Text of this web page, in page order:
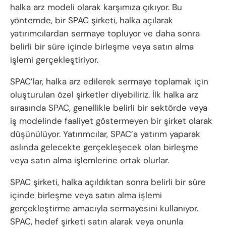
halka arz modeli olarak karşımıza çıkıyor. Bu
yöntemde, bir SPAC şirketi, halka açılarak
yatırımcılardan sermaye topluyor ve daha sonra
belirli bir süre içinde birleşme veya satın alma
işlemi gerçekleştiriyor.
SPAC’lar, halka arz edilerek sermaye toplamak için
oluşturulan özel şirketler diyebiliriz. İlk halka arz
sırasında SPAC, genellikle belirli bir sektörde veya
iş modelinde faaliyet göstermeyen bir şirket olarak
düşünülüyor. Yatırımcılar, SPAC’a yatırım yaparak
aslında gelecekte gerçekleşecek olan birleşme
veya satın alma işlemlerine ortak olurlar.
SPAC şirketi, halka açıldıktan sonra belirli bir süre
içinde birleşme veya satın alma işlemi
gerçekleştirme amacıyla sermayesini kullanıyor.
SPAC, hedef şirketi satın alarak veya onunla